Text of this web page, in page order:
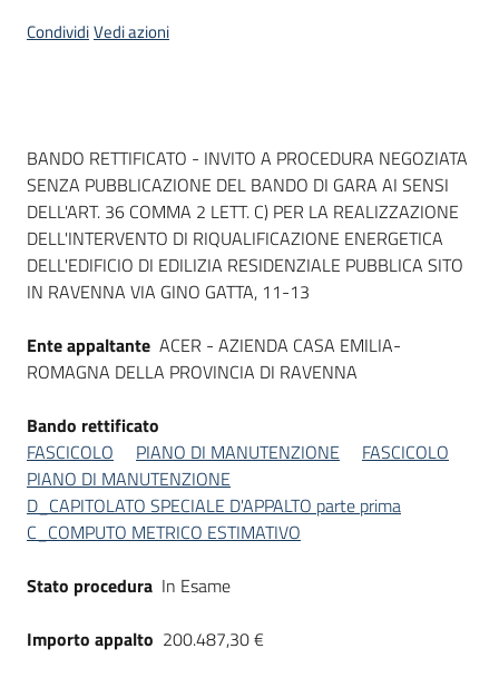
telematiche
English
site
Seguici
su
CondividiVedi azioni
Dati del bando
BANDO RETTIFICATO - INVITO A PROCEDURA NEGOZIATA
SENZA PUBBLICAZIONE DEL BANDO DI GARA AI SENSI
DELL'ART. 36 COMMA 2 LETT. C) PER LA REALIZZAZIONE
DELL'INTERVENTO DI RIQUALIFICAZIONE ENERGETICA
DELL'EDIFICIO DI EDILIZIA RESIDENZIALE PUBBLICA SITO
IN RAVENNA VIA GINO GATTA, 11-13
Ente appaltante ACER - AZIENDA CASA EMILIA-
ROMAGNA DELLA PROVINCIA DI RAVENNA
Bando rettificato
FASCICOLO
PIANO DI MANUTENZIONE
FASCICOLO
PIANO DI MANUTENZIONE
D_CAPITOLATO SPECIALE D'APPALTO parte prima
C_COMPUTO METRICO ESTIMATIVO
Stato procedura In Esame
Importo appalto 200.487,30 €